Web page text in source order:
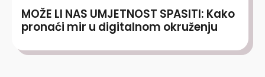
MOŽE LI NAS UMJETNOST SPASITI: Kako
pronaći mir u digitalnom okruženju